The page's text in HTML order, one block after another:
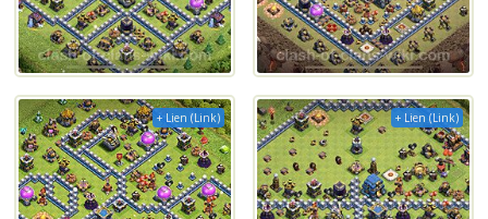
+ Lien (Link) + Lien (Link)